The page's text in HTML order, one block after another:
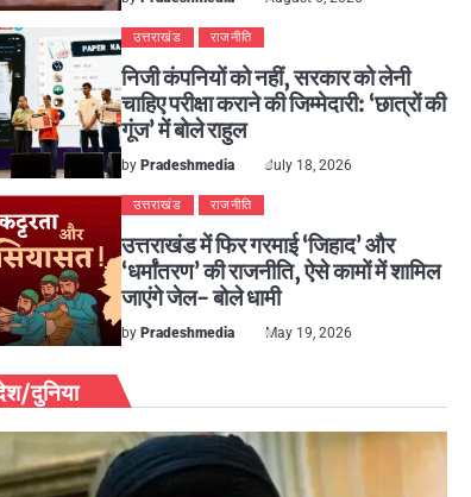
उत्तराखंड राजनीति
निजी कंपनियों को नहीं, सरकार को लेनी
चाहिए परीक्षा कराने की जिम्मेदारी: ‘छात्रों की
गूंज’ में बोले राहुल
by Pradeshmedia July 18, 2026
उत्तराखंड राजनीति
उत्तराखंड में फिर गरमाई ‘जिहाद’ और
‘धर्मांतरण’ की राजनीति, ऐसे कामों में शामिल
जाएंगे जेल- बोले धामी
by Pradeshmedia May 19, 2026
दुनिया